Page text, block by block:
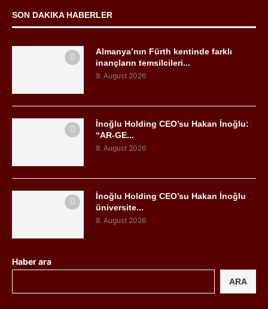
SON DAKIKA HABERLER
Almanya’nın Fürth kentinde farklı
inançların temsilcileri...
9. August 2026
İnoğlu Holding CEO’su Hakan İnoğlu:
“AR-GE...
8. August 2026
İnoğlu Holding CEO’su Hakan İnoğlu
üniversite...
8. August 2026
Haber ara
ARA